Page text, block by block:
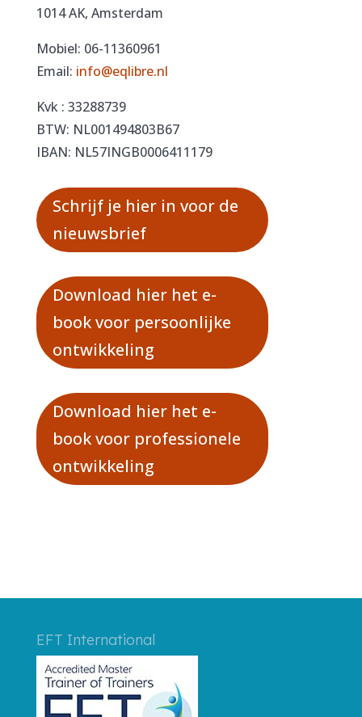
1014 AK, Amsterdam
Mobiel: 06-11360961
Email: info@eqlibre.nl
Kvk : 33288739
BTW: NL001494803B67
IBAN: NL57INGB0006411179
Schrijf je hier in voor de
nieuwsbrief
Download hier het e-
book voor persoonlijke
ontwikkeling
Download hier het e-
book voor professionele
ontwikkeling
EFT International